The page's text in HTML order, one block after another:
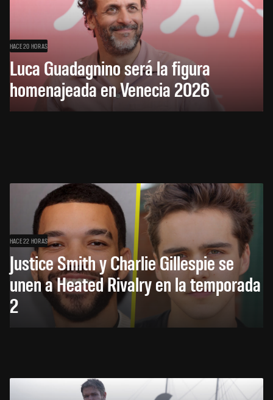
HACE 20 HORAS
Luca Guadagnino será la figura
homenajeada en Venecia 2026
HACE 22 HORAS
Justice Smith y Charlie Gillespie se
unen a Heated Rivalry en la temporada
2